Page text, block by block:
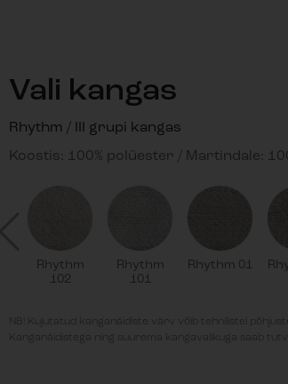
Vali kangas
Rhythm / III grupi kangas
Koostis: 100% polüester / Martindale:
Rhythm
102
Rhythm
101
Rhythm 01
NB! Kujutatud kanganäidiste värv võib tehnilistel
Kanganäidistega ning suurema kangavalikuga saab